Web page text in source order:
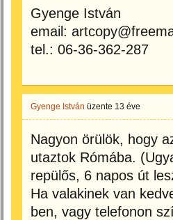
Gyenge István
email:
tel.: 06-36-362-287
Gyenge István üzente 13 éve
Nagyon örülök, hogy
utaztok Rómába.
repülős, 6 napos út
Ha valakinek van
ben, vagy telefonon